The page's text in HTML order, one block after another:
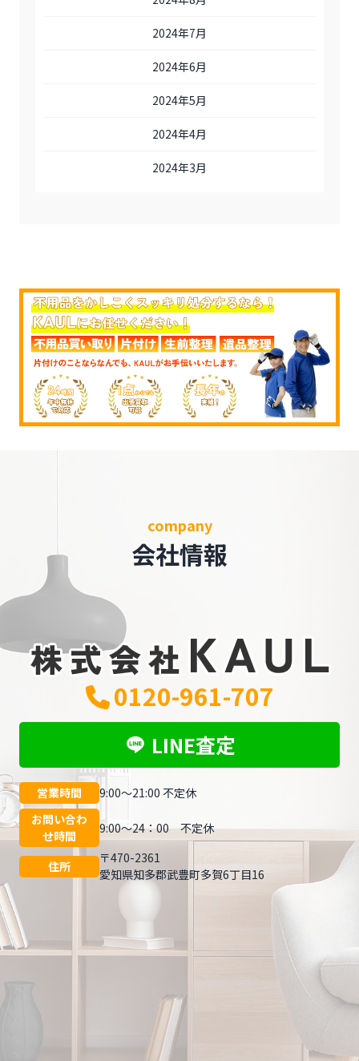
2024年7月
2024年6月
2024年5月
2024年4月
2024年3月
company
会社情報
0120-961-707
LINE査定
営業時間
9:00～21:00 不定休
お問い合わ
せ時間
9:00～24：00 不定休
住所
〒470-2361
愛知県知多郡武豊町多賀6丁目16